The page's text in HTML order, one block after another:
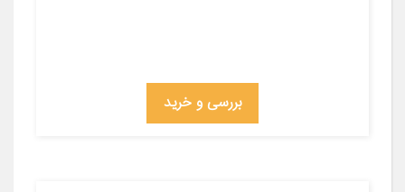
بررسی و خرید